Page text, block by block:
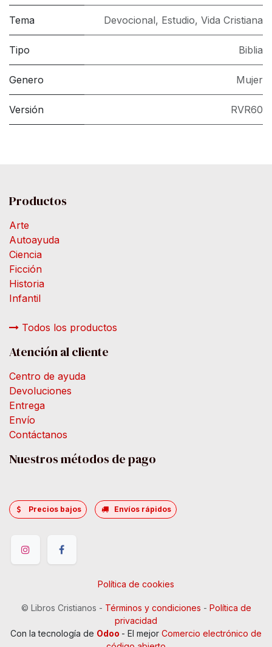
Tema Devocional, Estudio, Vida Cristiana
Tipo Biblia
Genero Mujer
Versión RVR60
Productos
Arte
Autoayuda
Ciencia
Ficción
Historia
Infantil
Todos los productos
Atención al cliente
Centro de ayuda
Devoluciones
Entrega
Envío
Contáctanos
Nuestros métodos de pago
Precios bajos Envíos rápidos
Política de cookies
© Libros Cristianos - Términos y condiciones - Política de
privacidad
Con la tecnología de Odoo - El mejor Comercio electrónico de